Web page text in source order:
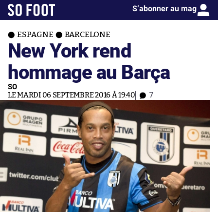
S’abonner au mag
ESPAGNE BARCELONE
New York rend
hommage au Barça
SO
LE MARDI 06 SEPTEMBRE 2016 À 19:40 7